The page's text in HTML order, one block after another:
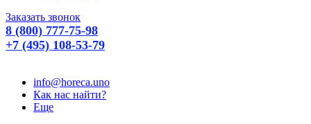
Заказать звонок
8 (800) 777-75-98
+7 (495) 108-53-79
info@horeca.uno
Как нас найти?
Еще